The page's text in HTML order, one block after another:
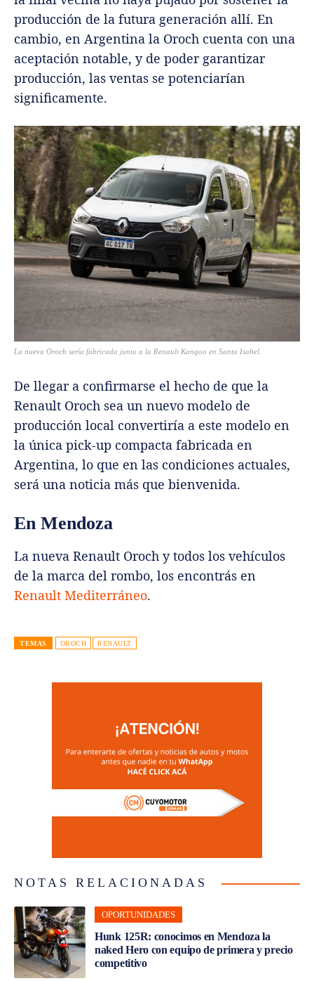
producción de la futura generación allí. En
cambio, en Argentina la Oroch cuenta con una
aceptación notable, y de poder garantizar
producción, las ventas se potenciarían
significamente.
La nueva Oroch sería fabricada junto a la Renault Kangoo en Santa Isabel.
De llegar a confirmarse el hecho de que la
Renault Oroch sea un nuevo modelo de
producción local convertiría a este modelo en
la única pick-up compacta fabricada en
Argentina, lo que en las condiciones actuales,
será una noticia más que bienvenida.
En Mendoza
La nueva Renault Oroch y todos los vehículos
de la marca del rombo, los encontrás en
Renault Mediterráneo.
TEMAS OROCH RENAULT
NOTAS RELACIONADAS
OPORTUNIDADES
Hunk 125R: conocimos en Mendoza la
naked Hero con equipo de primera y precio
competitivo